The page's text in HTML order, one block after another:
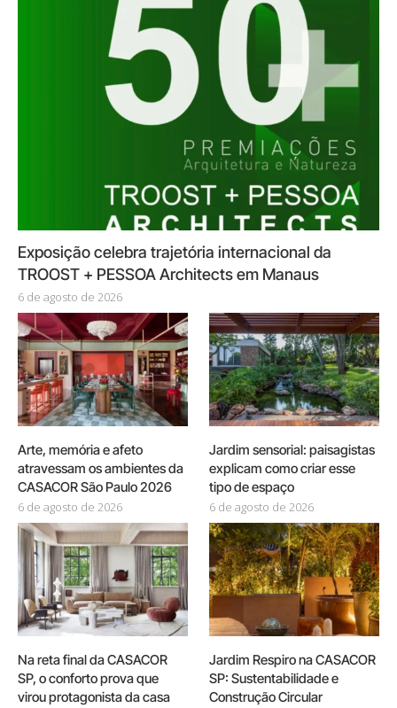
Exposição celebra trajetória internacional da
TROOST + PESSOA Architects em Manaus
6 de agosto de 2026
Arte, memória e afeto
atravessam os ambientes da
CASACOR São Paulo 2026
6 de agosto de 2026
Jardim sensorial: paisagistas
explicam como criar esse
tipo de espaço
6 de agosto de 2026
Na reta final da CASACOR
SP, o conforto prova que
virou protagonista da casa
Jardim Respiro na CASACOR
SP: Sustentabilidade e
Construção Circular